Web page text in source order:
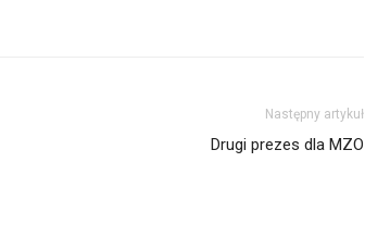
Następny artykuł
Drugi prezes dla MZO